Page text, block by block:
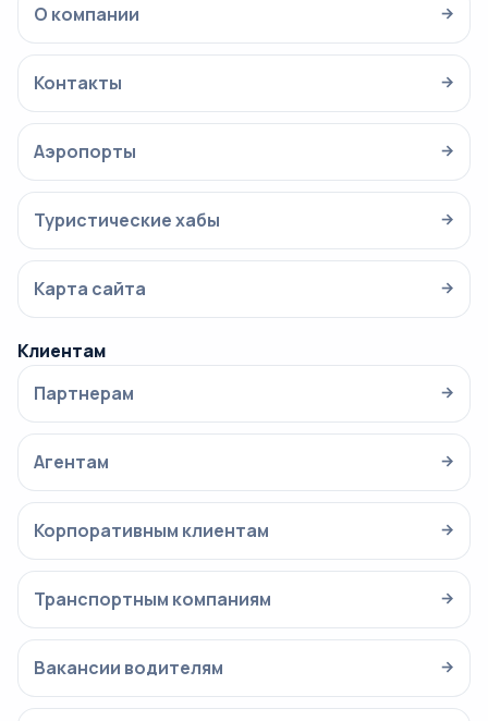
О компании
→
Контакты →
Аэропорты →
Туристические хабы →
Карта сайта →
Клиентам
Партнерам
→
Агентам →
Корпоративным клиентам →
Транспортным компаниям →
Вакансии водителям →